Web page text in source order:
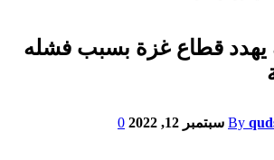
يهدد قطاع غزة بسبب فشله
By سبتمبر 12, 2022
0